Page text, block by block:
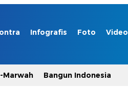
Infografis Foto Video
Marwah Bangun Indonesia